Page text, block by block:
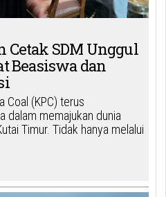
Cetak SDM Unggul
Beasiswa dan
Coal (KPC) terus
dalam memajukan dunia
Timur. Tidak hanya melalui